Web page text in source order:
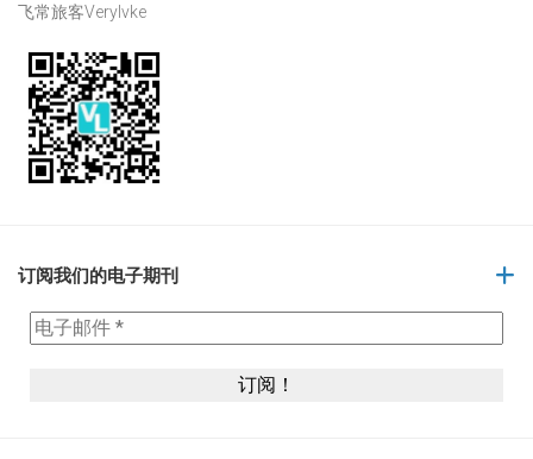
飞常旅客Verylvke
订阅我们的电子期刊